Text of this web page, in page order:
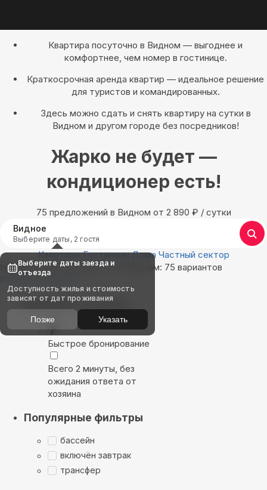
Квартира посуточно в Видном — выгоднее и
комфортнее, чем номер в гостинице.
Краткосрочная аренда квартир — идеальное решение
для туристов и командированных.
Здесь можно сдать и снять квартиру на сутки в
Видном и другом городе без посредников!
Жарко не будет —
кондиционер есть!
75 предложений в Видном oт 2 890 ₽ / сутки
Видное
Выберите даты, 2 гостя
Квартиры Гостиницы Дома Частный сектор
Найдём, где остановиться в Видном: 75 вариантов
Показать на карте
Выбирайте лучшее
Быстрое бронирование
Всего 2 минуты, без
ожидания ответа от
хозяина
Популярные фильтры
бассейн
включён завтрак
трансфер
Выберите даты заезда и
отъезда
Доступность жилья и стоимость
зависят от дат проживания
Позже Указать